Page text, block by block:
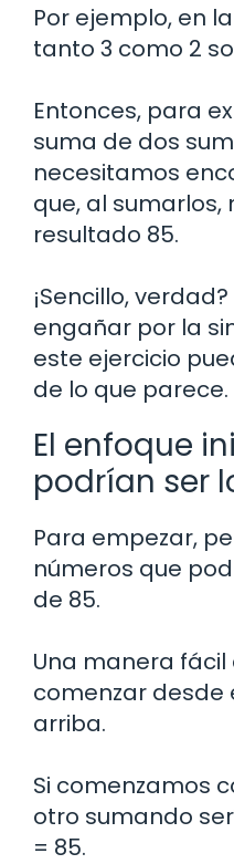
Por ejemplo, en
tanto 3 como 2
Entonces, para
suma de dos
necesitamos
que, al sumarlos,
resultado 85.
¡Sencillo,
engañar por la
este ejercicio
de lo que parece.
El enfoque
podrían ser
Para empezar,
números que
de 85.
Una manera
comenzar desde
arriba.
Si comenzamos
otro sumando
= 85.